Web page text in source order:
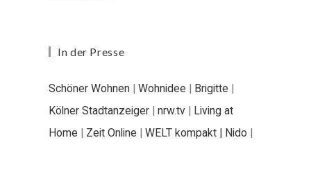
In der Presse
Schöner Wohnen | Wohnidee | Brigitte |
Kölner Stadtanzeiger | nrw.tv | Living at
Home | Zeit Online | WELT kompakt | Nido |